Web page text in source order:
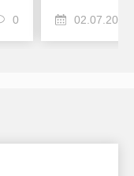
0 02.07.2025